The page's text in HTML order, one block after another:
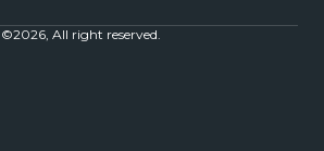
©2026, All right reserved.